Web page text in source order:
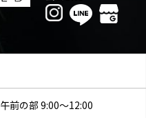
午前の部 9:00～12:00